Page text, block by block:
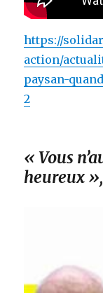
https://
action/
paysan-
2
« Vous
heureux